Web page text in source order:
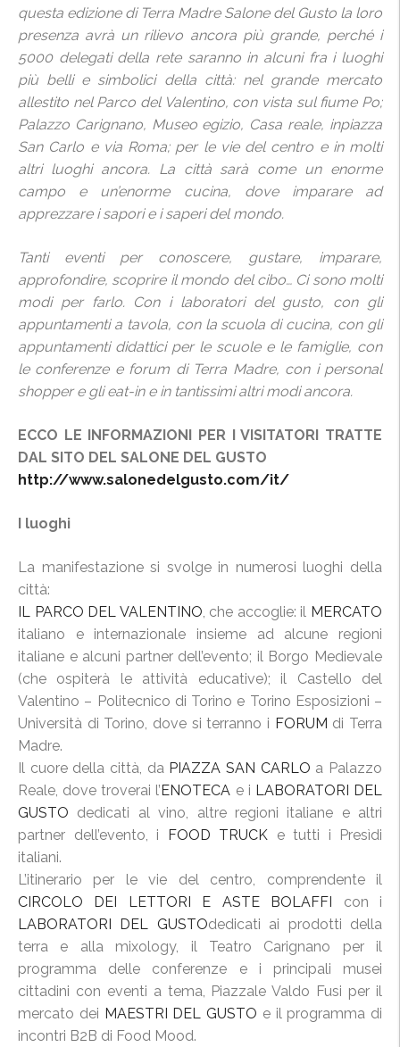
questa edizione di Terra Madre Salone del Gusto la loro
presenza avrà un rilievo ancora più grande, perché i
5000 delegati della rete saranno in alcuni fra i luoghi
più belli e simbolici della città: nel grande mercato
allestito nel Parco del Valentino, con vista sul fiume Po;
Palazzo Carignano, Museo egizio, Casa reale, inpiazza
San Carlo e via Roma; per le vie del centro e in molti
altri luoghi ancora. La città sarà come un enorme
campo e un’enorme cucina, dove imparare ad
apprezzare i sapori e i saperi del mondo.
Tanti eventi per conoscere, gustare, imparare,
approfondire, scoprire il mondo del cibo… Ci sono molti
modi per farlo. Con i laboratori del gusto, con gli
appuntamenti a tavola, con la scuola di cucina, con gli
appuntamenti didattici per le scuole e le famiglie, con
le conferenze e forum di Terra Madre, con i personal
shopper e gli eat-in e in tantissimi altri modi ancora.
ECCO LE INFORMAZIONI PER I VISITATORI TRATTE
DAL SITO DEL SALONE DEL GUSTO
http://www.salonedelgusto.com/it/
I luoghi
La manifestazione si svolge in numerosi luoghi della
città:
IL PARCO DEL VALENTINO , che accoglie: il MERCATO
italiano e internazionale insieme ad alcune regioni
italiane e alcuni partner dell’evento; il Borgo Medievale
(che ospiterà le attività educative); il Castello del
Valentino – Politecnico di Torino e Torino Esposizioni –
Università di Torino, dove si terranno i FORUM di Terra
Madre.
Il cuore della città, da PIAZZA SAN CARLO a Palazzo
Reale, dove troverai l’ENOTECA e i LABORATORI DEL
GUSTO dedicati al vino, altre regioni italiane e altri
partner dell’evento, i FOOD TRUCK e tutti i Presìdi
italiani.
L’itinerario per le vie del centro, comprendente il
CIRCOLO DEI LETTORI E ASTE BOLAFFI con i
LABORATORI DEL GUSTOdedicati ai prodotti della
terra e alla mixology, il Teatro Carignano per il
programma delle conferenze e i principali musei
cittadini con eventi a tema, Piazzale Valdo Fusi per il
mercato dei MAESTRI DEL GUSTO e il programma di
incontri B2B di Food Mood.